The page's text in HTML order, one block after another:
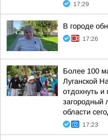
17:29
В городе
17:26
Более 100
Луганской
отдохнуть и
загородный
области
17:23